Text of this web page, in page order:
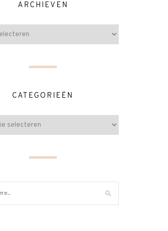
ARCHIEVEN
CATEGORIEËN